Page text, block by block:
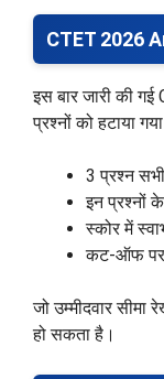
CTET 2026
इस बार जारी की
प्रश्नों को हटाया
3 प्रश्न सभी
इन प्रश्नों
स्कोर में
कट-ऑफ पर
जो उम्मीदवार सीमा
हो सकता है।